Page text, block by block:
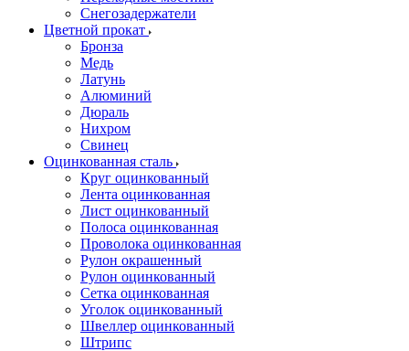
Снегозадержатели
Цветной прокат
Бронза
Медь
Латунь
Алюминий
Дюраль
Нихром
Свинец
Оцинкованная сталь
Круг оцинкованный
Лента оцинкованная
Лист оцинкованный
Полоса оцинкованная
Проволока оцинкованная
Рулон окрашенный
Рулон оцинкованный
Сетка оцинкованная
Уголок оцинкованный
Швеллер оцинкованный
Штрипс